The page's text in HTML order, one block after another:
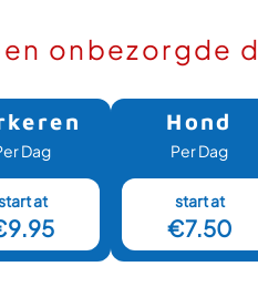
onbezorgde
Dag
at
Hond
Per Dag
start at
€7.50